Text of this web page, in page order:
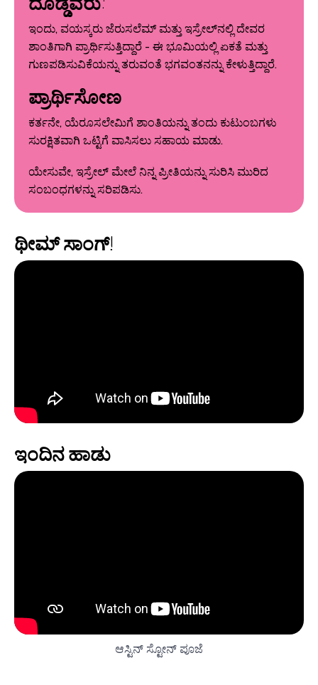
ಇಂದು, ವಯಸ್ಕರು ಜೆರುಸಲೆಮ್ ಮತ್ತು ಇಸ್ರೇಲ್‌ನಲ್ಲಿ ದೇವರ
ಶಾಂತಿಗಾಗಿ ಪ್ರಾರ್ಥಿಸುತ್ತಿದ್ದಾರೆ - ಈ ಭೂಮಿಯಲ್ಲಿ ಏಕತೆ ಮತ್ತು
ಗುಣಪಡಿಸುವಿಕೆಯನ್ನು ತರುವಂತೆ ಭಗವಂತನನ್ನು ಕೇಳುತ್ತಿದ್ದಾರೆ.
ಪ್ರಾರ್ಥಿಸೋಣ
ಕರ್ತನೇ, ಯೆರೂಸಲೇಮಿಗೆ ಶಾಂತಿಯನ್ನು ತಂದು ಕುಟುಂಬಗಳು
ಸುರಕ್ಷಿತವಾಗಿ ಒಟ್ಟಿಗೆ ವಾಸಿಸಲು ಸಹಾಯ ಮಾಡು.
ಯೇಸುವೇ, ಇಸ್ರೇಲ್ ಮೇಲೆ ನಿನ್ನ ಪ್ರೀತಿಯನ್ನು ಸುರಿಸಿ ಮುರಿದ
ಸಂಬಂಧಗಳನ್ನು ಸರಿಪಡಿಸು.
ಥೀಮ್ ಸಾಂಗ್!
ಇಂದಿನ ಹಾಡು
ಆಸ್ಟಿನ್ ಸ್ಟೋನ್ ಪೂಜೆ